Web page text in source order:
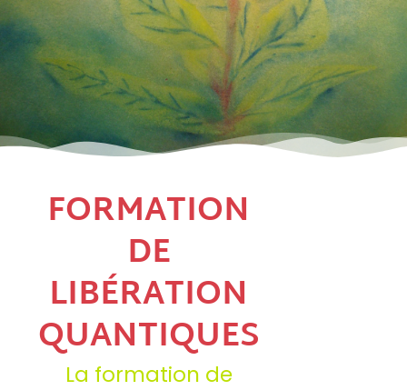
FORMATION
DE
LIBÉRATION
QUANTIQUES
La formation de